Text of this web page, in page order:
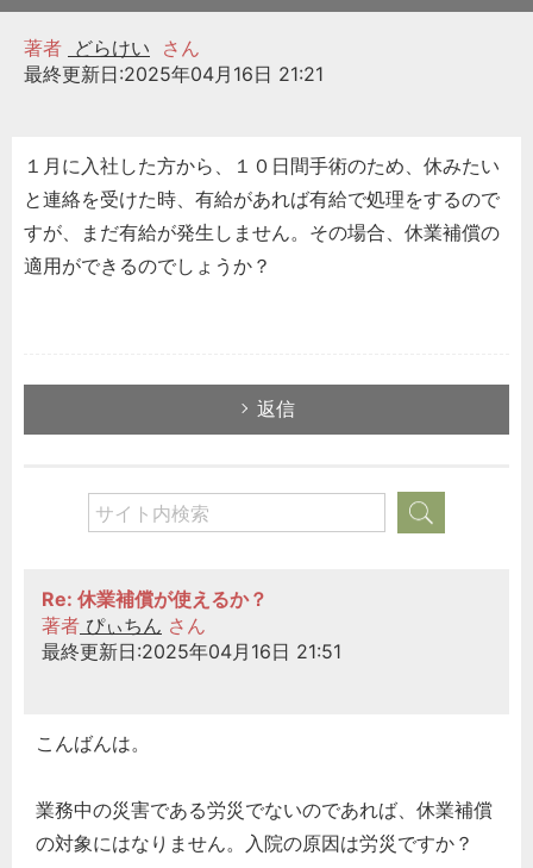
著者 どらけい
さん
最終更新日:2025年04月16日 21:21
１月に入社した方から、１０日間手術のため、休みたい
と連絡を受けた時、有給があれば有給で処理をするので
すが、まだ有給が発生しません。その場合、休業補償の
適用ができるのでしょうか？
返信
Re: 休業補償が使えるか？
著者 ぴぃちん さん
最終更新日:2025年04月16日 21:51
こんばんは。
業務中の災害である労災でないのであれば、休業補償
の対象にはなりません。入院の原因は労災ですか？